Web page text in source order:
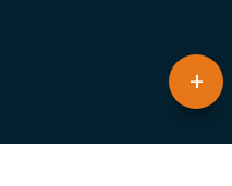
+
Privatlivspolitik|